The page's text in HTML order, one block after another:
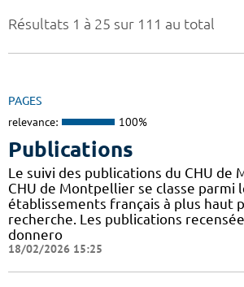
Résultats 1 à 25 sur 111 au total
PAGES
relevance: 100%
Publications
Le suivi des publications du CHU de
CHU de Montpellier se classe parmi
établissements français à plus haut
recherche. Les publications
donnero
18/02/2026 15:25